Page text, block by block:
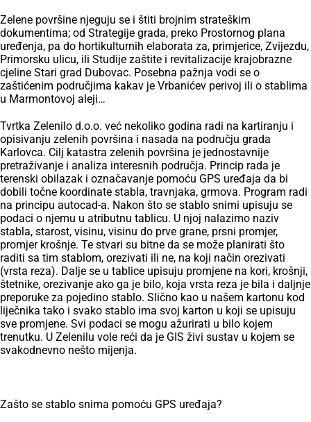
Zelene površine njeguju se i štiti brojnim strateškim
dokumentima; od Strategije grada, preko Prostornog plana
uređenja, pa do hortikulturnih elaborata za, primjerice, Zvijezdu,
Primorsku ulicu, ili Studije zaštite i revitalizacije krajobrazne
cjeline Stari grad Dubovac. Posebna pažnja vodi se o
zaštićenim područjima kakav je Vrbanićev perivoj ili o stablima
u Marmontovoj aleji…
Tvrtka Zelenilo d.o.o. već nekoliko godina radi na kartiranju i
opisivanju zelenih površina i nasada na području grada
Karlovca. Cilj katastra zelenih površina je jednostavnije
pretraživanje i analiza interesnih područja. Princip rada je
terenski obilazak i označavanje pomoću GPS uređaja da bi
dobili točne koordinate stabla, travnjaka, grmova. Program radi
na principu autocad-a. Nakon što se stablo snimi upisuju se
podaci o njemu u atributnu tablicu. U njoj nalazimo naziv
stabla, starost, visinu, visinu do prve grane, prsni promjer,
promjer krošnje. Te stvari su bitne da se može planirati što
raditi sa tim stablom, orezivati ili ne, na koji način orezivati
(vrsta reza). Dalje se u tablice upisuju promjene na kori, krošnji,
štetnike, orezivanje ako ga je bilo, koja vrsta reza je bila i daljnje
preporuke za pojedino stablo. Slično kao u našem kartonu kod
liječnika tako i svako stablo ima svoj karton u koji se upisuju
sve promjene. Svi podaci se mogu ažurirati u bilo kojem
trenutku. U Zelenilu vole reći da je GIS živi sustav u kojem se
svakodnevno nešto mijenja.
Zašto se stablo snima pomoću GPS uređaja?